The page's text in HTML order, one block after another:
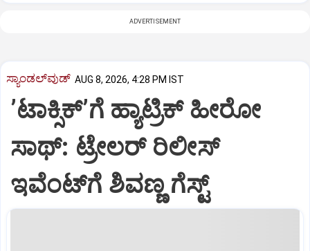
ADVERTISEMENT
ಸ್ಯಾಂಡಲ್‌ವುಡ್‌ AUG 8, 2026, 4:28 PM IST
ʼಟಾಕ್ಸಿಕ್‌ʼಗೆ ಹ್ಯಾಟ್ರಿಕ್‌ ಹೀರೋ
ಸಾಥ್:‌ ಟ್ರೇಲರ್‌ ರಿಲೀಸ್‌
ಇವೆಂಟ್‌ಗೆ ಶಿವಣ್ಣ ಗೆಸ್ಟ್